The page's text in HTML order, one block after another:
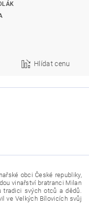
Hlídat cenu
obci České republiky,
vinařství bratranci Milan
tradici svých otců a dědů.
ve Velkých Bílovicích svůj